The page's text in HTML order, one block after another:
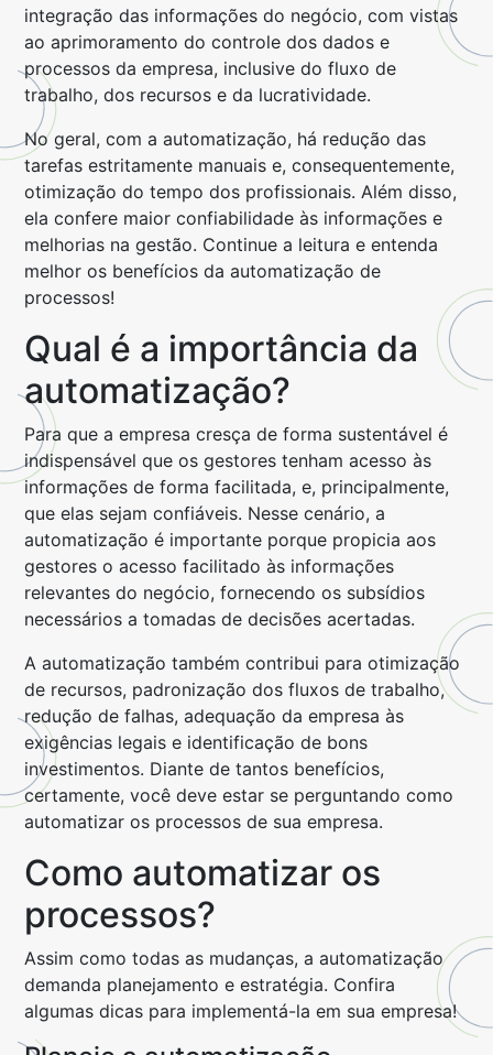
integração das informações do negócio, com vistas
ao aprimoramento do controle dos dados e
processos da empresa, inclusive do fluxo de
trabalho, dos recursos e da lucratividade.
No geral, com a automatização, há redução das
tarefas estritamente manuais e, consequentemente,
otimização do tempo dos profissionais. Além disso,
ela confere maior confiabilidade às informações e
melhorias na gestão. Continue a leitura e entenda
melhor os benefícios da automatização de
processos!
Qual é a importância da
automatização?
Para que a empresa cresça de forma sustentável é
indispensável que os gestores tenham acesso às
informações de forma facilitada, e, principalmente,
que elas sejam confiáveis. Nesse cenário, a
automatização é importante porque propicia aos
gestores o acesso facilitado às informações
relevantes do negócio, fornecendo os subsídios
necessários a tomadas de decisões acertadas.
A automatização também contribui para otimização
de recursos, padronização dos fluxos de trabalho,
redução de falhas, adequação da empresa às
exigências legais e identificação de bons
investimentos. Diante de tantos benefícios,
certamente, você deve estar se perguntando como
automatizar os processos de sua empresa.
Como automatizar os
processos?
Assim como todas as mudanças, a automatização
demanda planejamento e estratégia. Confira
algumas dicas para implementá-la em sua empresa!